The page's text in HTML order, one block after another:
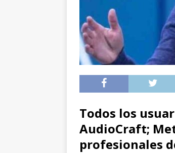
Todos los
AudioCraft;
profesionales